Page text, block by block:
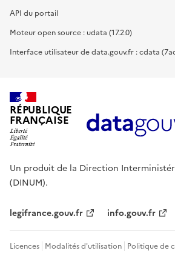
API du portail
Moteur open source : udata (17.2.0)
Interface utilisateur de data.gouv.fr : cdata
RÉPUBLIQUE
FRANÇAISE
Un produit de la Direction
(DINUM).
legifrance.gouv.fr info.gouv.fr
Licences Modalités d'utilisation Politique de